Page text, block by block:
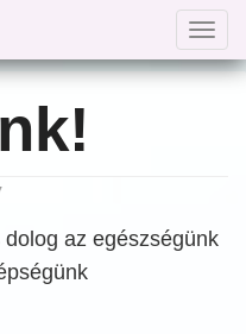
az egészségünk